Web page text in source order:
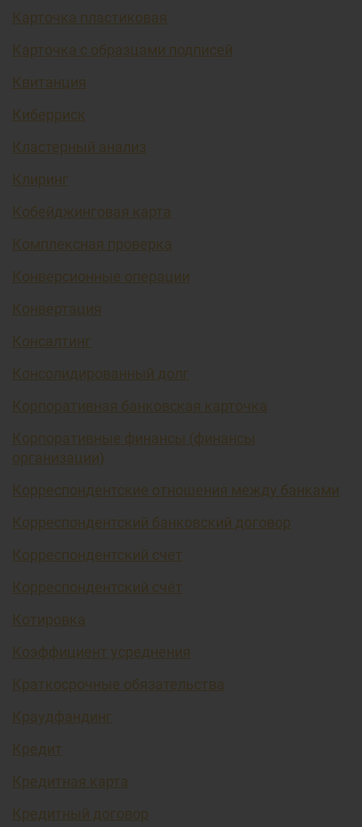
Карточка пластиковая
Карточка с образцами подписей
Квитанция
Киберриск
Кластерный анализ
Клиринг
Кобейджинговая карта
Комплексная проверка
Конверсионные операции
Конвертация
Консалтинг
Консолидированный долг
Корпоративная банковская карточка
Корпоративные финансы (финансы
организации)
Корреспондентские отношения между банками
Корреспондентский банковский договор
Корреспондентский счет
Корреспондентский счёт
Котировка
Коэффициент усреднения
Краткосрочные обязательства
Краудфандинг
Кредит
Кредитная карта
Кредитный договор